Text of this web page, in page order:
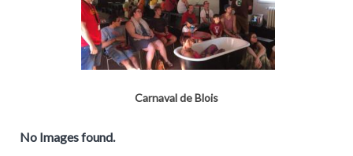
Carnaval de Blois
No Images found.